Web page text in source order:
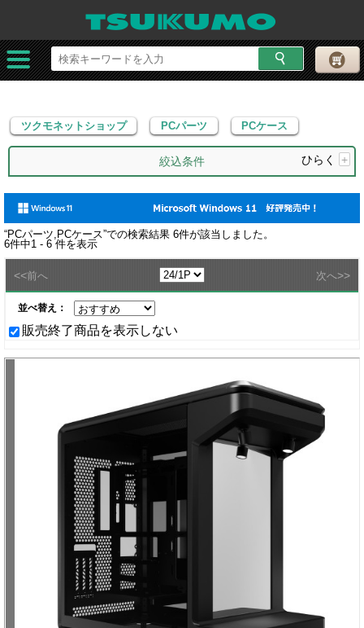
ツクモネットショップ PCパーツ
ツクモネットショップ PCパーツ PCケース
絞込条件 ひらく +
“PCパーツ,PCケース”での検索結果 6件が該当しました。
6件中1 - 6 件を表示
<<前へ 次へ>>
並べ替え：
販売終了商品を表示しない